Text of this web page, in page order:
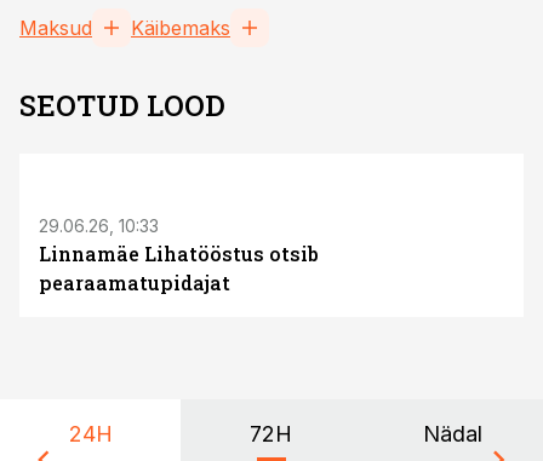
Maksud Käibemaks
SEOTUD LOOD
29.06.26, 10:33
Linnamäe Lihatööstus otsib
pearaamatupidajat
24H 72H Nädal